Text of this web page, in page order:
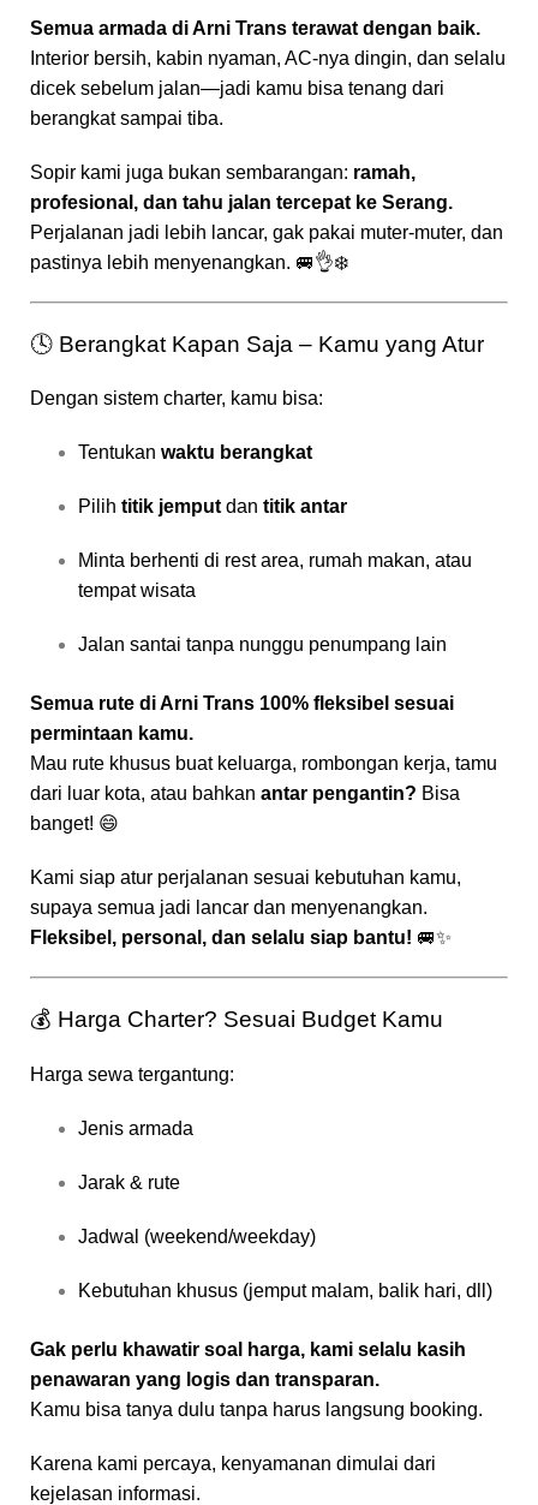
Semua armada di Arni Trans terawat dengan baik.
Interior bersih, kabin nyaman, AC-nya dingin, dan selalu
dicek sebelum jalan—jadi kamu bisa tenang dari
berangkat sampai tiba.
Sopir kami juga bukan sembarangan: ramah,
profesional, dan tahu jalan tercepat ke Serang.
Perjalanan jadi lebih lancar, gak pakai muter-muter, dan
pastinya lebih menyenangkan. 🚐👌❄️
🕓 Berangkat Kapan Saja – Kamu yang Atur
Dengan sistem charter, kamu bisa:
Tentukan waktu berangkat
Pilih titik jemput dan titik antar
Minta berhenti di rest area, rumah makan, atau
tempat wisata
Jalan santai tanpa nunggu penumpang lain
Semua rute di Arni Trans 100% fleksibel sesuai
permintaan kamu.
Mau rute khusus buat keluarga, rombongan kerja, tamu
dari luar kota, atau bahkan antar pengantin? Bisa
banget! 😄
Kami siap atur perjalanan sesuai kebutuhan kamu,
supaya semua jadi lancar dan menyenangkan.
Fleksibel, personal, dan selalu siap bantu! 🚐✨
💰 Harga Charter? Sesuai Budget Kamu
Harga sewa tergantung:
Jenis armada
Jarak & rute
Jadwal (weekend/weekday)
Kebutuhan khusus (jemput malam, balik hari, dll)
Gak perlu khawatir soal harga, kami selalu kasih
penawaran yang logis dan transparan.
Kamu bisa tanya dulu tanpa harus langsung booking.
Karena kami percaya, kenyamanan dimulai dari
kejelasan informasi.